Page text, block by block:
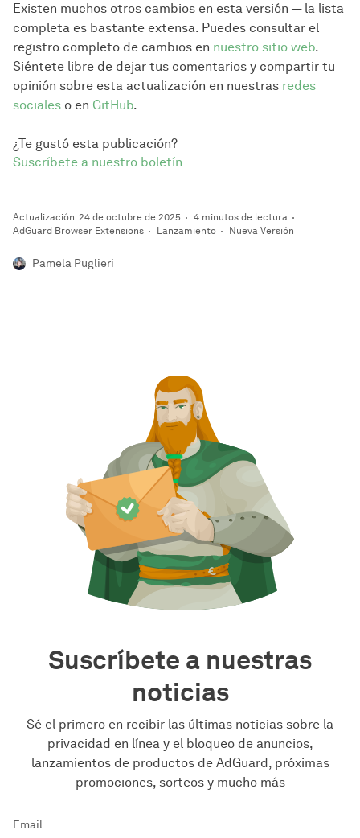
Existen muchos otros cambios en esta versión — la lista
completa es bastante extensa. Puedes consultar el
registro completo de cambios en nuestro sitio web.
Siéntete libre de dejar tus comentarios y compartir tu
opinión sobre esta actualización en nuestras redes
sociales o en GitHub.
¿Te gustó esta publicación?
Suscríbete a nuestro boletín
Actualización: 24 de octubre de 2025
4 minutos de lectura
AdGuard Browser Extensions
Lanzamiento Nueva Versión
Pamela Puglieri
Suscríbete a nuestras
noticias
Sé el primero en recibir las últimas noticias sobre la
privacidad en línea y el bloqueo de anuncios,
lanzamientos de productos de AdGuard, próximas
promociones, sorteos y mucho más
Email